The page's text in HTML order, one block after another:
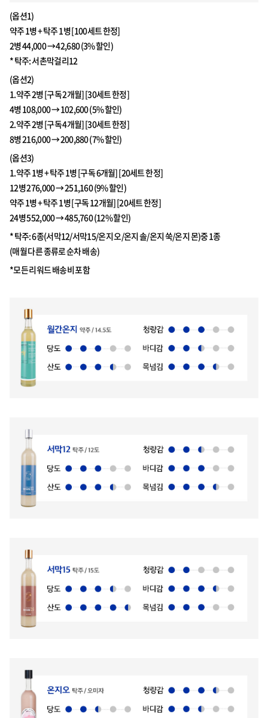
(옵션1)
약주 1병 + 탁주 1병 [100세트 한정]
2병 44,000 → 42,680 (3% 할인)
* 탁주: 서촌막걸리12
(옵션2)
1.약주 2병 [구독 2개월] [30세트 한정]
4병 108,000 → 102,600 (5% 할인)
2.약주 2병 [구독 4개월] [30세트 한정]
8병 216,000 → 200,880 (7% 할인)
(옵션3)
1.약주 1병 + 탁주 1병 [구독 6개월] [20세트 한정]
12병 276,000 → 251,160 (9% 할인)
약주 1병 + 탁주 1병 [구독 12개월] [20세트 한정]
24병 552,000 → 485,760 (12% 할인)
* 탁주: 6종(서막12/서막15/온지 오/온지 솔/온지 쑥/온지 몬)중 1종
(매월 다른 종류로 순차 배송)
*모든 리워드 배송비 포함